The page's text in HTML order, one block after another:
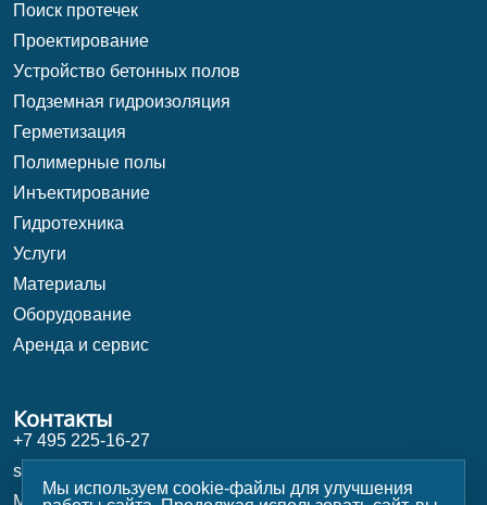
Поиск протечек
Проектирование
Уcтройство бетонных полов
Подземная гидроизоляция
Герметизация
Полимерные полы
Инъектирование
Гидротехника
Услуги
Материалы
Оборудование
Аренда и сервис
Контакты
+7 495 225-16-27
shop@stroy-magazin.ru
Москва, Университетский проспект 5
Мы используем cookie-файлы для улучшения